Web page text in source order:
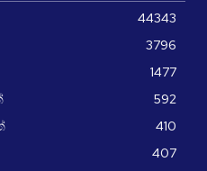
44343
3796
1477
592
410
407